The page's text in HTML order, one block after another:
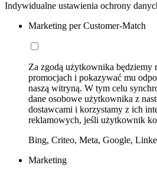
Indywidualne ustawienia ochrony
Marketing per Customer-Match
Za zgodą użytkownika będziemy
promocjach i pokazywać mu
naszą witryną. W tym celu
dane osobowe użytkownika z
dostawcami i korzystamy z ich
reklamowych, jeśli użytkownik
Bing, Criteo, Meta, Google,
Marketing